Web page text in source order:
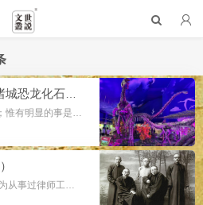
隐秘的事是属耶和华－我们神的；惟有明显的事是永远属我们和我们子孙的，好叫我们遵行这律法上的一切话。 ——申命记 29:29 2025年五一小长假，和友人约了去诸城作短途旅游，驱车至诸...
四、郑爰居先生的朋友圈 也许因为从事过律师工作，更多可能是性格所致，郑爰居一生以洒脱、干练著称。是小群体中的意见领袖，也是朋友问计的对象。他善于交际，和他有过交往的人很多，曾经有过诗歌唱和的人也为数不少，为使大家对...